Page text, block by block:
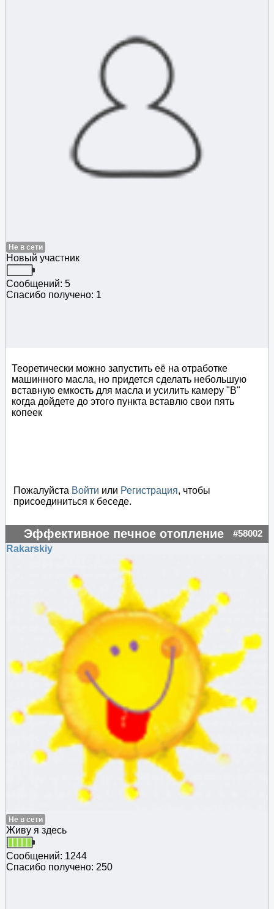
Не в сети
Новый участник
Сообщений: 5
Спасибо получено: 1
Теоретически можно запустить её на отработке
машинного масла, но придется сделать небольшую
вставную емкость для масла и усилить камеру "В"
когда дойдете до этого пункта вставлю свои пять
копеек
Пожалуйста Войти или Регистрация, чтобы
присоединиться к беседе.
Эффективное печное отопление #58002
Rakarskiy
Не в сети
Живу я здесь
Сообщений: 1244
Спасибо получено: 250